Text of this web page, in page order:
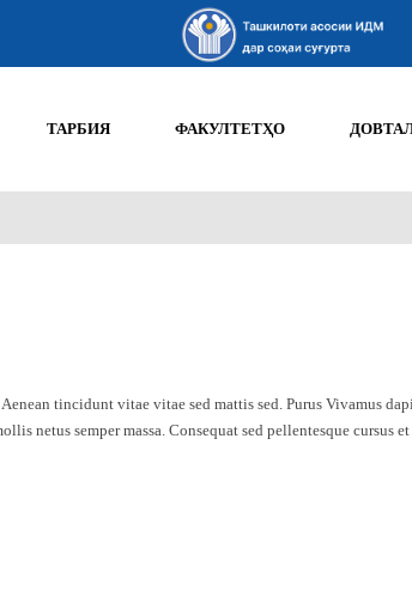
ТАРБИЯ ФАКУЛТЕТҲО
tincidunt vitae vitae sed mattis sed. Purus Vivamus
netus semper massa. Consequat sed pellentesque cursus